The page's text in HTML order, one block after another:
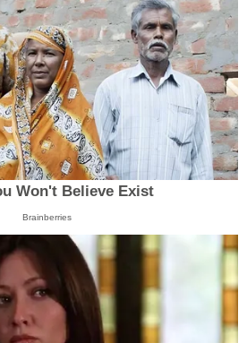
Won't Believe Exist
Brainberries